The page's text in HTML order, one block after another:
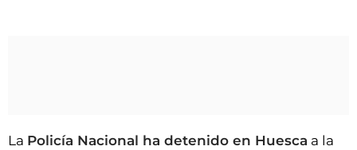
La Policía Nacional ha detenido en Huesca a la